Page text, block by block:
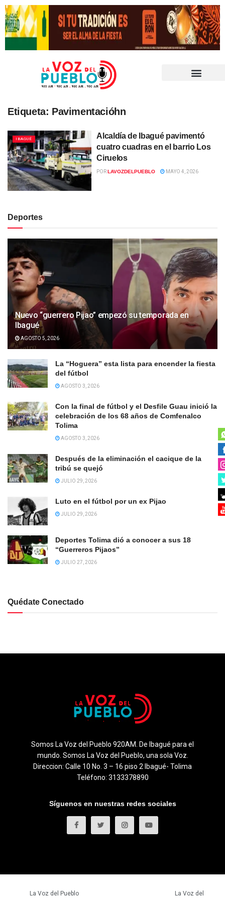
Etiqueta: Pavimentacióhn
IBAGUÉ
Alcaldía de Ibagué pavimentó
cuatro cuadras en el barrio Los
Ciruelos
PORLAVOZDELPUEBLO MAYO 4, 2026
Deportes
Nuevo “guerrero Pijao” empezó su temporada en
Ibagué
AGOSTO 5, 2026
La “Hoguera” esta lista para encender la fiesta
del fútbol
AGOSTO 3, 2026
Con la final de fútbol y el Desfile Guau inició la
celebración de los 68 años de Comfenalco
Tolima
AGOSTO 3, 2026
Después de la eliminación el cacique de la
tribú se quejó
JULIO 29, 2026
Luto en el fútbol por un ex Pijao
JULIO 29, 2026
Deportes Tolima dió a conocer a sus 18
“Guerreros Pijaos”
JULIO 27, 2026
Quédate Conectado
Somos La Voz del Pueblo 920AM. De Ibagué para el
mundo. Somos La Voz del Pueblo, una sola Voz.
Direccion: Calle 10 No. 3 – 16 piso 2 Ibagué- Tolima
Teléfono: 3133378890
Síguenos en nuestras redes sociales
La Voz del Pueblo La Voz del